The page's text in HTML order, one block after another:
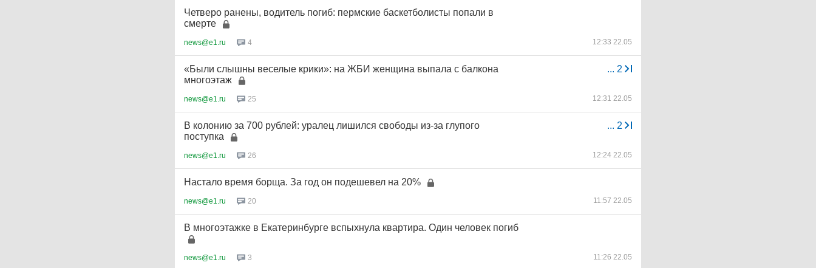
Четверо ранены, водитель погиб: пермские баскетболисты попали в
смерте
news@e1.ru 4 12:33 22.05
... 2
«Были слышны веселые крики»: на ЖБИ женщина выпала с балкона
многоэтаж
news@e1.ru 25 12:31 22.05
... 2
В колонию за 700 рублей: уралец лишился свободы из-за глупого
поступка
news@e1.ru 26 12:24 22.05
Настало время борща. За год он подешевел на 20%
news@e1.ru 20 11:57 22.05
В многоэтажке в Екатеринбурге вспыхнула квартира. Один человек погиб
news@e1.ru 3 11:26 22.05